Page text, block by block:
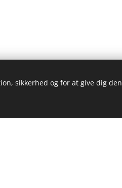
sikkerhed og for at give dig den